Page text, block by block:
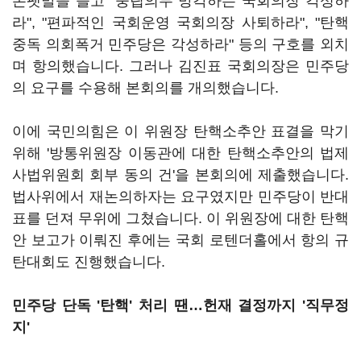
라", "편파적인 국회운영 국회의장 사퇴하라", "탄핵
중독 의회폭거 민주당은 각성하라" 등의 구호를 외치
며 항의했습니다. 그러나 김진표 국회의장은 민주당
의 요구를 수용해 본회의를 개의했습니다.
이에 국민의힘은 이 위원장 탄핵소추안 표결을 막기
위해 '방통위원장 이동관에 대한 탄핵소추안의 법제
사법위원회 회부 동의 건'을 본회의에 제출했습니다.
법사위에서 재논의하자는 요구였지만 민주당이 반대
표를 던져 무위에 그쳤습니다. 이 위원장에 대한 탄핵
안 보고가 이뤄진 후에는 국회 로텐더홀에서 항의 규
탄대회도 진행했습니다.
민주당 단독 '탄핵' 처리 땐…헌재 결정까지 '직무정
지'